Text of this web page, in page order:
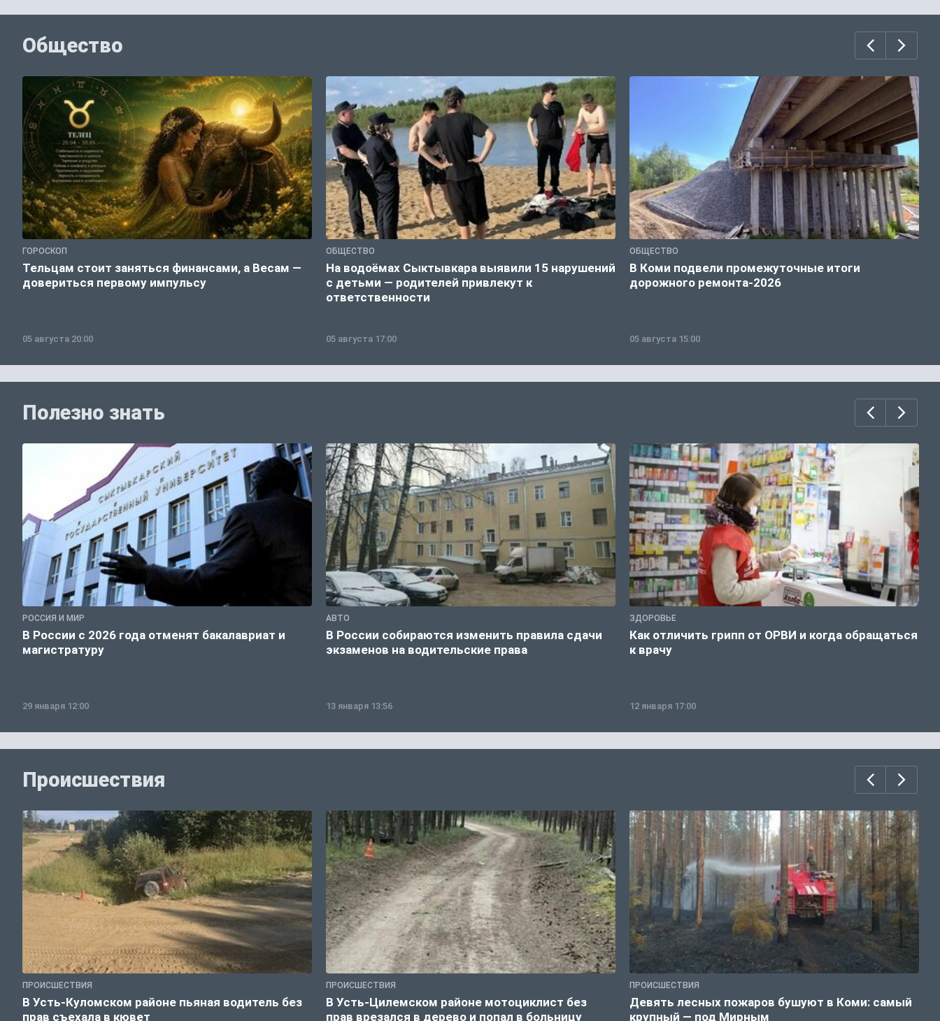
Общество
ГОРОСКОП
Тельцам стоит заняться финансами, а Весам —
довериться первому импульсу
05 августа 20:00
ОБЩЕСТВО
На водоёмах Сыктывкара выявили 15 нарушений
с детьми — родителей привлекут к
ответственности
05 августа 17:00
ОБЩЕСТВО
В Коми подвели промежуточные итоги
дорожного ремонта-2026
05 августа 15:00
Полезно знать
РОССИЯ И МИР
В России с 2026 года отменят бакалавриат и
магистратуру
29 января 12:00
АВТО
В России собираются изменить правила сдачи
экзаменов на водительские права
13 января 13:56
ЗДОРОВЬЕ
Как отличить грипп от ОРВИ и когда обращаться
к врачу
12 января 17:00
Происшествия
ПРОИСШЕСТВИЯ
В Усть-Куломском районе пьяная водитель без
прав съехала в кювет
ПРОИСШЕСТВИЯ
В Усть-Цилемском районе мотоциклист без
прав врезался в дерево и попал в больницу
ПРОИСШЕСТВИЯ
Девять лесных пожаров бушуют в Коми: самый
крупный — под Мирным